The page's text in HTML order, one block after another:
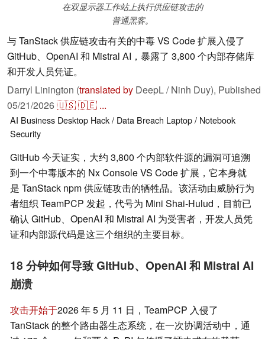
在双显示器工作站上执行供应链攻击的
普通黑客。
与 TanStack 供应链攻击有关的中毒 VS Code 扩展入侵了
GitHub、OpenAI 和 Mistral AI，暴露了 3,800 个内部存储库
和开发人员凭证。
Darryl Linington (translated by DeepL / Ninh Duy), Published
05/21/2026🇺🇸🇩🇪 ...
AI Business Desktop Hack / Data Breach Laptop / Notebook
Security
GitHub 今天证实，大约 3,800 个内部软件源的漏洞可追溯
到一个中毒版本的 Nx Console VS Code 扩展，它本身就
是 TanStack npm 供应链攻击的牺牲品。该活动由威胁行为
者组织 TeamPCP 发起，代号为 Mini Shai-Hulud，目前已
确认 GitHub、OpenAI 和 Mistral AI 为受害者，开发人员凭
证和内部源代码是这三个组织的主要目标。
18 分钟如何导致 GitHub、OpenAI 和 Mistral AI
崩溃
攻击开始于2026 年 5 月 11 日，TeamPCP 入侵了
TanStack 的整个路由器生态系统，在一次协调活动中，通